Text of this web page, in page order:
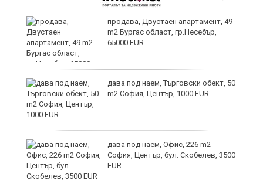
продава, Двустаен апартамент, 49
m2 Бургас област, гр.Несебър,
65000 EUR
дава под наем, Търговски обект, 50
m2 София, Център, 1000 EUR
дава под наем, Офис, 226 m2
София, Център, бул. Скобелев, 3500
EUR